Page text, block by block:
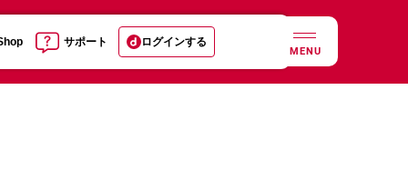
サポート ログインする
MENU